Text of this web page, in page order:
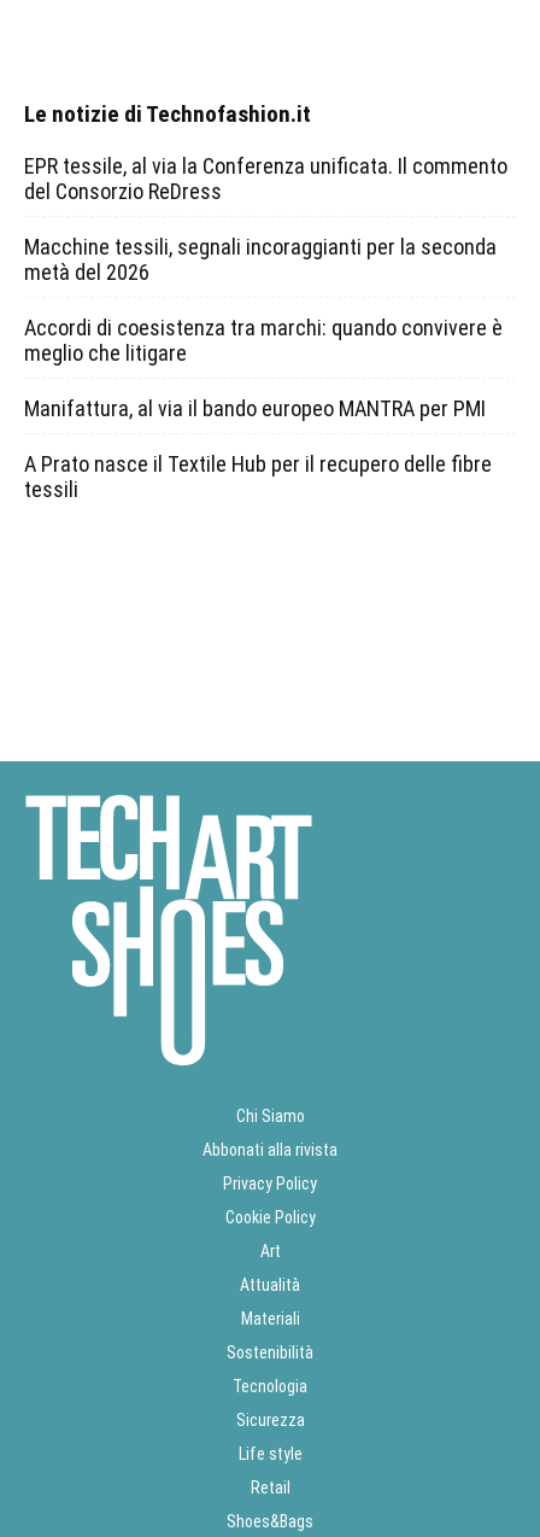
Le notizie di Technofashion.it
EPR tessile, al via la Conferenza unificata. Il commento
del Consorzio ReDress
Macchine tessili, segnali incoraggianti per la seconda
metà del 2026
Accordi di coesistenza tra marchi: quando convivere è
meglio che litigare
Manifattura, al via il bando europeo MANTRA per PMI
A Prato nasce il Textile Hub per il recupero delle fibre
tessili
Chi Siamo
Abbonati alla rivista
Privacy Policy
Cookie Policy
Art
Attualità
Materiali
Sostenibilità
Tecnologia
Sicurezza
Life style
Retail
Shoes&Bags